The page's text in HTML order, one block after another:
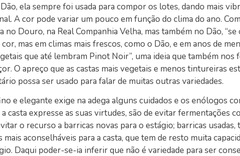
ela sempre foi usada para compor os lotes, dando mais
A cor pode variar um pouco em função do clima do ano.
no Douro, na Real Companhia Velha, mas também no Dão,
mas em climas mais frescos, como o Dão, e em anos de
que até lembram Pinot Noir”, uma ideia que também
O apreço que as castas mais vegetais e menos tintureiras
possa ser usado para falar de muitas outras variedades.
e elegante exige na adega alguns cuidados e os enólogos
casta expresse as suas virtudes, são de evitar fermentações
o recurso a barricas novas para o estágio; barricas
mais aconselháveis para a casta, que tem de resto muita
Daqui poder-se-ia inferir que não é variedade para ser